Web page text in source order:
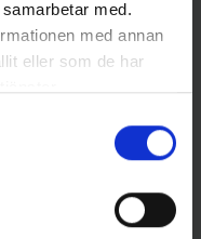
med.
med annan
eller som de har
Abborrjigg 9 cm, 5-